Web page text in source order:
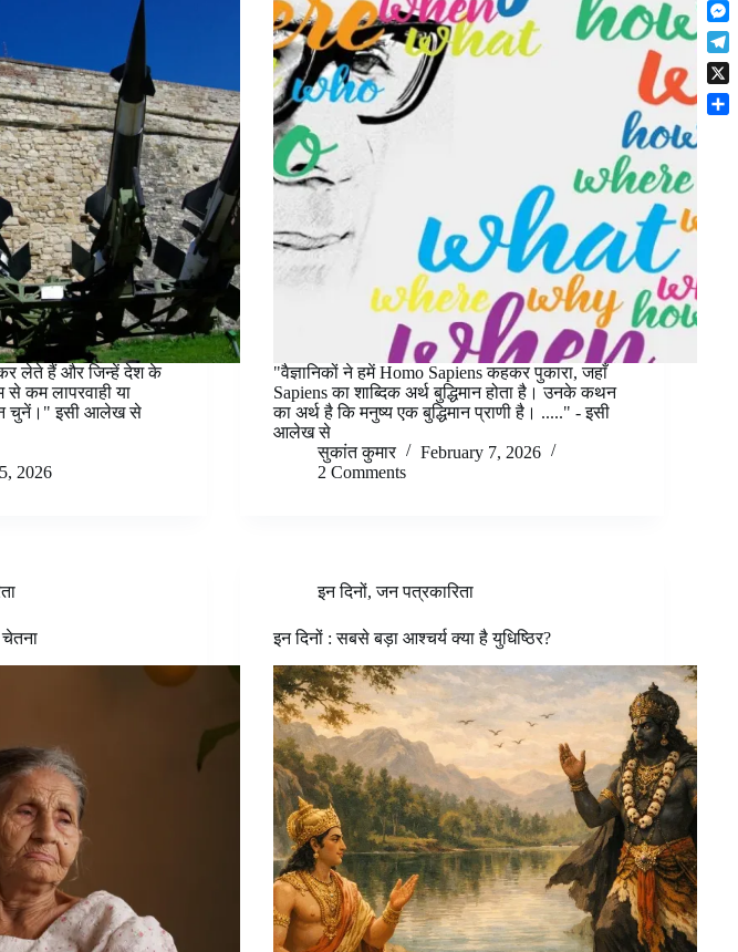
लेते हैं और जिन्हें देश के
कम लापरवाही या
न चुनें।" इसी आलेख से
2026
"वैज्ञानिकों ने हमें Homo Sapiens कहकर पुकारा, जहाँ
Sapiens का शाब्दिक अर्थ बुद्धिमान होता है। उनके कथन
का अर्थ है कि मनुष्य एक बुद्धिमान प्राणी है। ....." - इसी
आलेख से
सुकांत कुमार
February 7, 2026
2 Comments
इन दिनों,जन पत्रकारिता
इन दिनों : सबसे बड़ा आश्चर्य क्या है युधिष्ठिर?
o
k
r
e
s
t
t
s
A
p
p
n
k
e
d
I
l
i
p
b
o
M
e
s
s
e
T
e
X